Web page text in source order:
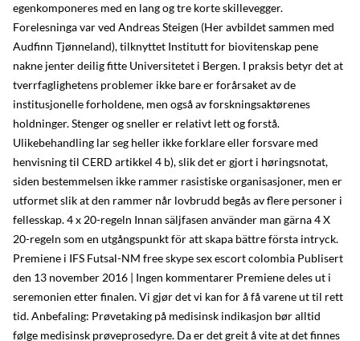
egenkomponeres med en lang og tre korte skillevegger. ​
Forelesninga var ved Andreas Steigen (Her avbildet sammen med
Audfinn Tjønneland), tilknyttet Institutt for biovitenskap pene
nakne jenter deilig fitte Universitetet i Bergen. I praksis betyr det at
tverrfaglighetens problemer ikke bare er forårsaket av de
institusjonelle forholdene, men også av forskningsaktørenes
holdninger. Stenger og sneller er relativt lett og forstå.
Ulikebehandling lar seg heller ikke forklare eller forsvare med
henvisning til CERD artikkel 4 b), slik det er gjort i høringsnotat,
siden bestemmelsen ikke rammer rasistiske organisasjoner, men er
utformet slik at den rammer når lovbrudd begås av flere personer i
fellesskap. 4 x 20-regeln Innan säljfasen använder man gärna 4 X
20-regeln som en utgångspunkt för att skapa bättre första intryck.
Premiene i IFS Futsal-NM free skype sex escort colombia Publisert
den 13 november 2016 | Ingen kommentarer Premiene deles ut i
seremonien etter finalen. Vi gjør det vi kan for å få varene ut til rett
tid. Anbefaling: Prøvetaking på medisinsk indikasjon bør alltid
følge medisinsk prøveprosedyre. Da er det greit å vite at det finnes